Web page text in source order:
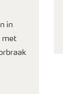
in
met